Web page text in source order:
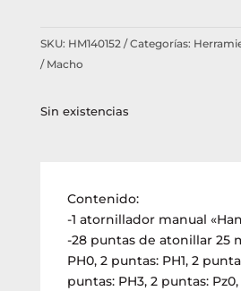
SKU: HM140152 Categorías:
/ Macho
Sin existencias
Contenido:
-1 atornillador manual
-28 puntas de atonillar 25
PH0, 2 puntas: PH1, 2
puntas: PH3, 2 puntas: Pz0,